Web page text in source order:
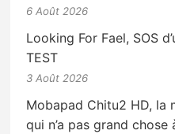
6 Août 2026
Looking For Fael, SOS
TEST
3 Août 2026
Mobapad Chitu2 HD, la
qui n’a pas grand chose